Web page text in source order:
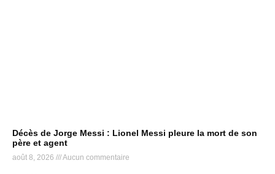
Décès de Jorge Messi : Lionel Messi pleure la mort de son
père et agent
août 8, 2026 Aucun commentaire